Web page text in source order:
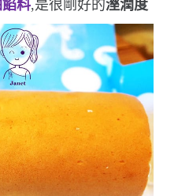
料,是很剛好的溼潤度